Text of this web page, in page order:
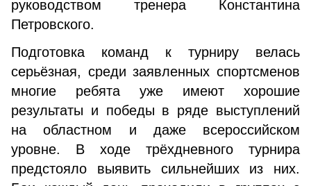
руководством тренера Константина
Петровского.
Подготовка команд к турниру велась
серьёзная, среди заявленных спортсменов
многие ребята уже имеют хорошие
результаты и победы в ряде выступлений
на областном и даже всероссийском
уровне. В ходе трёхдневного турнира
предстояло выявить сильнейших из них.